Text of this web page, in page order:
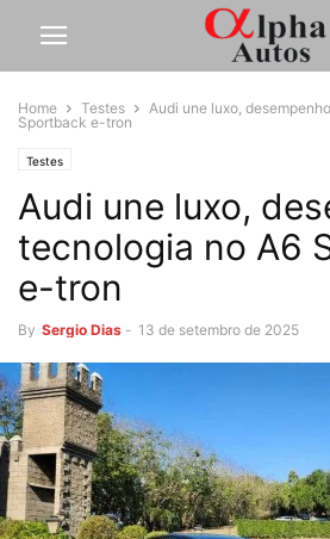
Home Testes
Audi une luxo,
Sportback e-tron
Testes
Audi une luxo,
tecnologia no A6
e-tron
By Sergio Dias - 13 de setembro de 2025